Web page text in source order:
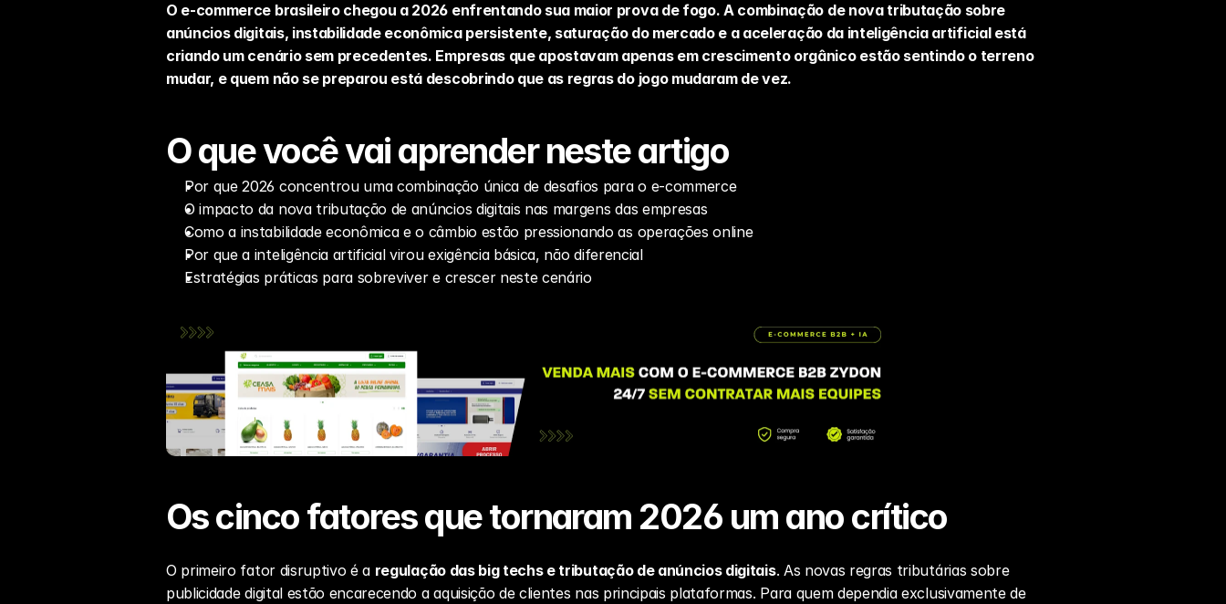
O e-commerce brasileiro chegou a 2026 enfrentando sua maior prova de fogo. A combinação de nova tributação sobre
anúncios digitais, instabilidade econômica persistente, saturação do mercado e a aceleração da inteligência artificial está
criando um cenário sem precedentes. Empresas que apostavam apenas em crescimento orgânico estão sentindo o terreno
mudar, e quem não se preparou está descobrindo que as regras do jogo mudaram de vez.
O que você vai aprender neste artigo
Por que 2026 concentrou uma combinação única de desafios para o e-commerce
O impacto da nova tributação de anúncios digitais nas margens das empresas
Como a instabilidade econômica e o câmbio estão pressionando as operações online
Por que a inteligência artificial virou exigência básica, não diferencial
Estratégias práticas para sobreviver e crescer neste cenário
Os cinco fatores que tornaram 2026 um ano crítico
O primeiro fator disruptivo é a regulação das big techs e tributação de anúncios digitais. As novas regras tributárias sobre
publicidade digital estão encarecendo a aquisição de clientes nas principais plataformas. Para quem dependia exclusivamente de